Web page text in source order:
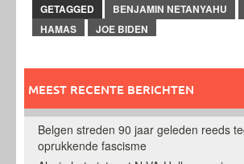
GETAGGED
BENJAMIN NETANYAHU
HAMAS
JOE BIDEN
MEEST RECENTE BERICHTEN
Belgen streden 90 jaar geleden reeds
oprukkende fascisme